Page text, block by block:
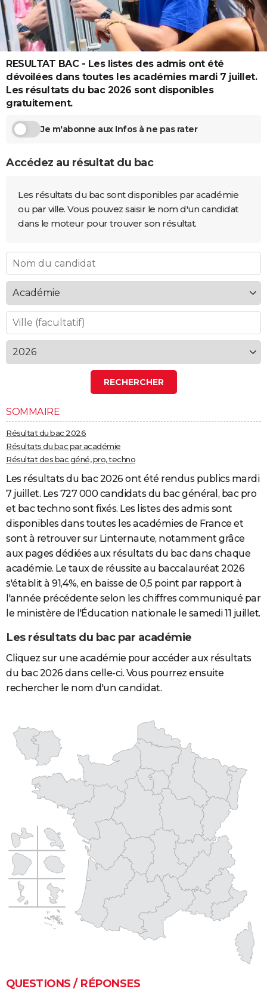
Destinations
City break
Voyage nature
Voyage de noces
Forum
Climat
PHOTO
GUIDES D'ACHAT
BONS PLANS
CARTE DE VOEUX
Carte de Noël
Carte Bonne année
Carte Saint-Valentin
Carte Pâques
Carte d'anniversaire
DICTIONNAIRE
Dictionnaire
Biographies
Citations
Expressions
Proverbes
PROGRAMME TV
COPAINS D'AVANT
FORUM
Bricolage
Lifestyle
Culture
Sport
Auto
Television
Voyage
Cinema
RESULTAT BAC - Les listes des admis ont été
dévoilées dans toutes les académies mardi 7 juillet.
Les résultats du bac 2026 sont disponibles
gratuitement.
Je m'abonne aux Infos à ne pas rater
Accédez au résultat du bac
Les résultats du bac sont disponibles par académie
ou par ville. Vous pouvez saisir le nom d'un candidat
dans le moteur pour trouver son résultat.
SOMMAIRE
Résultat du bac 2026
Résultats du bac par académie
Résultat des bac géné, pro, techno
Les résultats du bac 2026 ont été rendus publics mardi
7 juillet. Les 727 000 candidats du bac général, bac pro
et bac techno sont fixés. Les listes des admis sont
disponibles dans toutes les académies de France et
sont à retrouver sur Linternaute, notamment grâce
aux pages dédiées aux résultats du bac dans chaque
académie. Le taux de réussite au baccalauréat 2026
s'établit à 91,4%, en baisse de 0,5 point par rapport à
l'année précédente selon les chiffres communiqué par
le ministère de l'Éducation nationale le samedi 11 juillet.
Les résultats du bac par académie
Cliquez sur une académie pour accéder aux résultats
du bac 2026 dans celle-ci. Vous pourrez ensuite
rechercher le nom d'un candidat.
QUESTIONS / RÉPONSES